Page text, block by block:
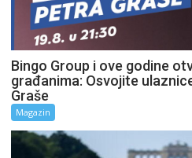
Bingo Group i ove godine
građanima: Osvojite
Graše
Magazin